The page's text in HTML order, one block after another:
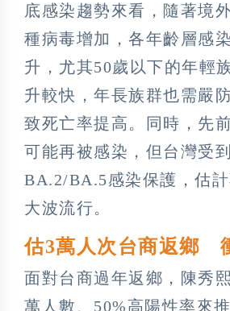
底感染趨勢來看，隨著境
種病毒增加，各年齡層感
升，尤其50歲以下的年輕
升較快，年長族群也需嚴
致死亡率提高。同時，先
可能再被感染，但台灣受
BA.2/BA.5感染保護，估
大波流行。
估3萬人次台商返鄉
面對台商過年返鄉，陳秀
萬人數、50%高陽性率來